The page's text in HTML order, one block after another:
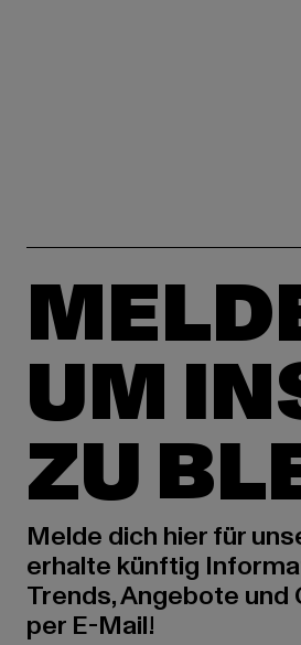
UM
ZU
Melde dich hier für
erhalte künftig
Trends, Angebote
per E-Mail!